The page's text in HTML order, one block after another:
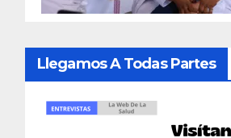
Llegamos A Todas Partes